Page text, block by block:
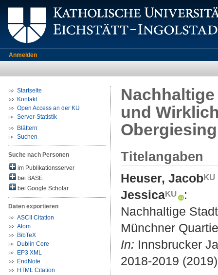
Anmelden
Startseite
Kontakt
Open Access an der KU
Server-Statistik
Blättern
Suchen
Suche nach Personen
im Publikationsserver
bei BASE
bei Google Scholar
Daten exportieren
ASCII Citation
Atom
BibTeX
Dublin Core
EP3 XML
EndNote
HTML Citation
und
Titelangaben
Heuser, Jacob
Jessica
:
Nachhaltige
Münchner
In: Innsbrucker
2018-2019